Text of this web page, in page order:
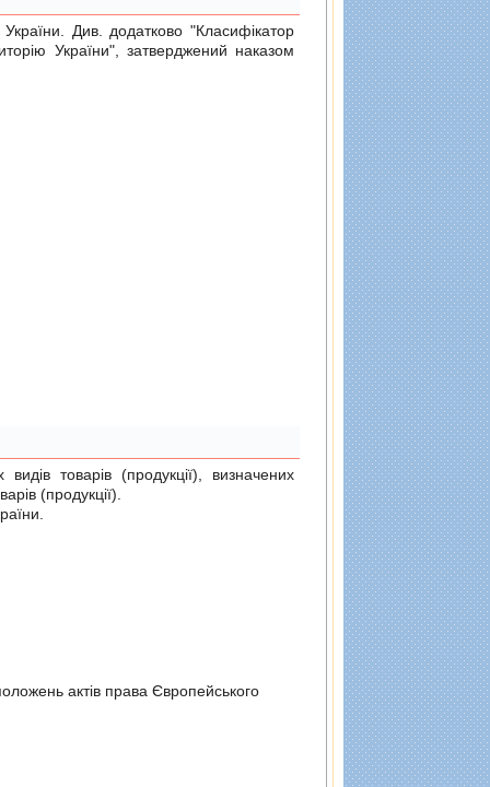
Див. додатково "Класифiкатор
України", затверджений наказом
товарiв (продукцiї), визначених
(продукцiї).
актiв права Європейського